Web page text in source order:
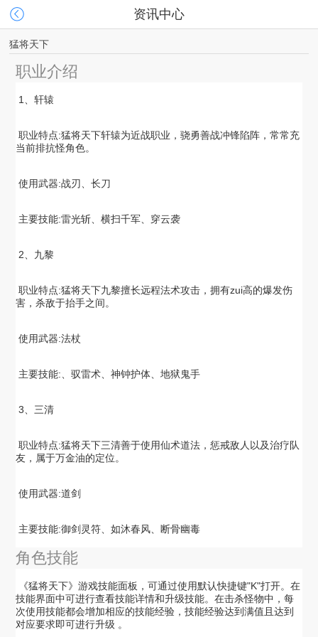
资讯中心
猛将天下
职业介绍
职业特点:猛将天下轩辕为近战职业，骁勇善战冲锋陷阵，常常充
当前排抗怪角色。
使用武器:战刃、长刀
职业特点:猛将天下九黎擅长远程法术攻击，拥有zui高的爆发伤
害，杀敌于抬手之间。
使用武器:法杖
3、三清
职业特点:猛将天下三清善于使用仙术道法，惩戒敌人以及治疗队
友，属于万金油的定位。
使用武器:道剑
角色技能
技能界面中可进行查看技能详情和升级技能。在击杀怪物中，每
次使用技能都会增加相应的技能经验，技能经验达到满值且达到
对应要求即可进行升级 。